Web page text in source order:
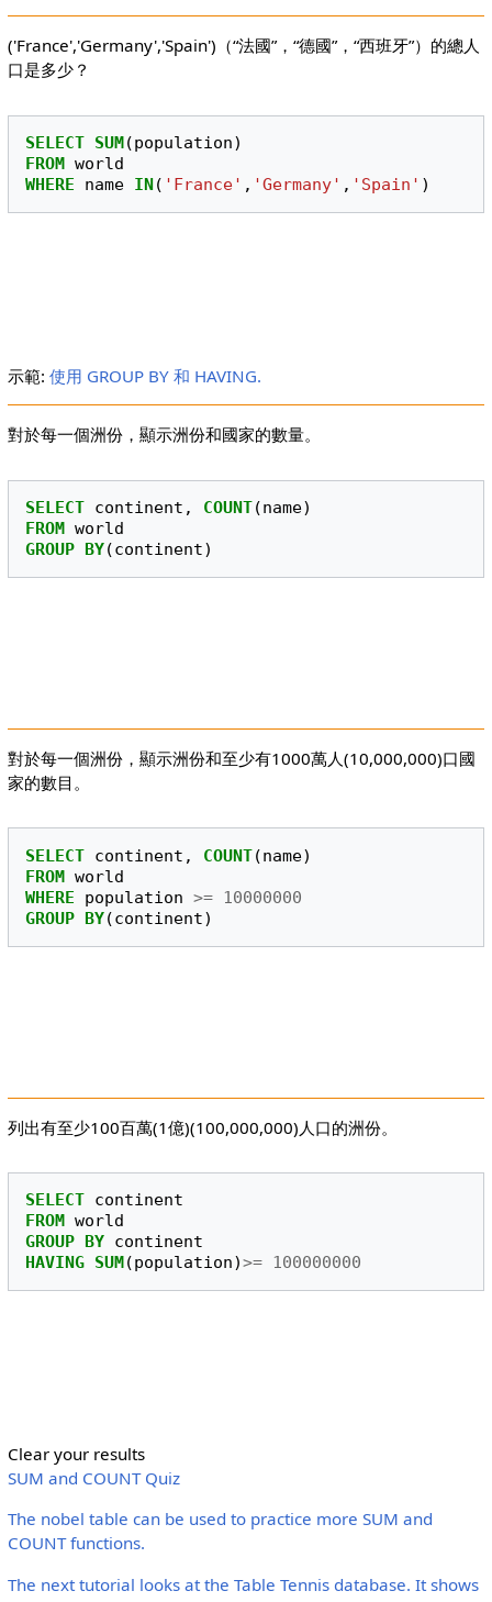
('France','Germany','Spain')（“法國”，“德國”，“西班牙”）的總人
口是多少？
SELECT SUM(population)
FROM world
WHERE
name IN( 'France' , 'Germany' , 'Spain' )
示範: 使用 GROUP BY 和 HAVING.
對於每一個洲份，顯示洲份和國家的數量。
SELECT continent , COUNT(name)
FROM world
GROUP BY(continent)
對於每一個洲份，顯示洲份和至少有1000萬人(10,000,000)口國
家的數目。
SELECT continent , COUNT(name)
FROM world
WHERE
population >= 10000000
GROUP BY(continent)
列出有至少100百萬(1億)(100,000,000)人口的洲份。
SELECT continent
FROM world
GROUP BY continent
HAVING SUM(population)>= 100000000
Clear your results
SUM and COUNT Quiz
The nobel table can be used to practice more SUM and
COUNT functions.
The next tutorial looks at the Table Tennis database. It shows